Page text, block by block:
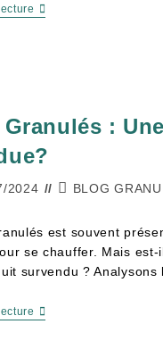
Granulés :
2024 BLOG
est souvent
se chauffer. Mais
survendu ? Analysons